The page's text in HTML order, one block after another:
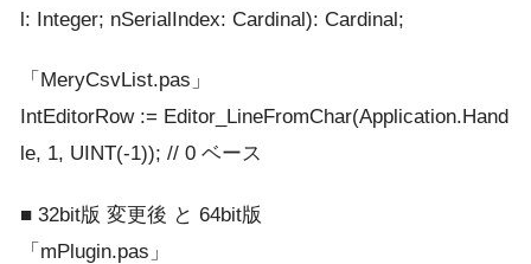
l: Integer; nSerialIndex: Cardinal): Cardinal;
「MeryCsvList.pas」
IntEditorRow := Editor_LineFromChar(Application.Hand
le, 1, UINT(-1)); // 0 ベース
■ 32bit版 変更後 と 64bit版
「mPlugin.pas」